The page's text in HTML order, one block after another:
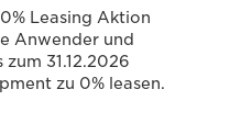
Leasing Aktion
Anwender und
31.12.2026
zu 0% leasen.